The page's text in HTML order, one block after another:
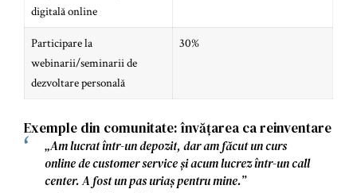
digitală online
Participare la
webinarii/seminarii de
dezvoltare personală
30%
Exemple din comunitate: învățarea ca reinventare
„Am lucrat într-un depozit, dar am făcut un curs
online de customer service și acum lucrez într-un call
center. A fost un pas uriaș pentru mine.”